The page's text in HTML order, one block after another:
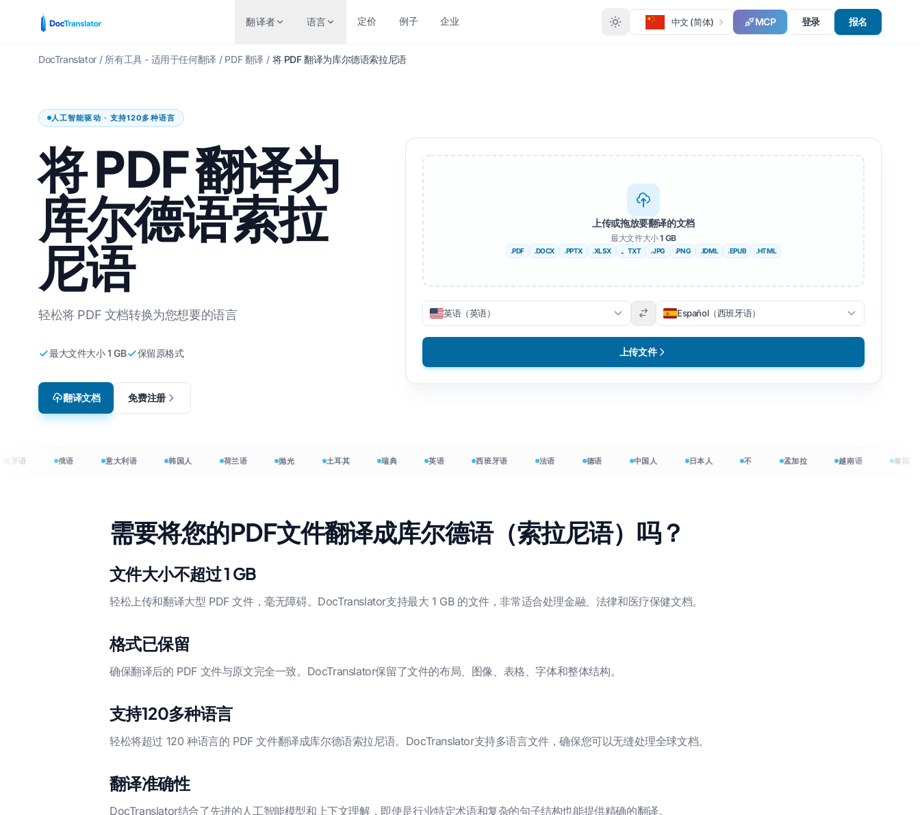
翻译者
金融与银行业
卫生保健
法律翻译
人力资源
政府与国防
专利翻译
技术的
制造业
电子学习
Excel 文件 (.XLSX)
PowerPoint（.PPT）
PowerPoint PPTX
InDesign 文件 (.IDML)
Excel 文件计数
PDF 到 TXT
JPG 转 PDF
PNG转PDF
免费开始
语言
西班牙语
葡萄牙语
多种语言 →
英语到西班牙语
英语到法语
英语到德语
英语到中文
英语到日语
英语到意大利语
英语到阿拉伯语
英语到土耳其语
英语至印尼语
英语至乌尔都语 捷克语
瑞典
斯洛文尼亚语
斯瓦希里语
保加利亚语
约鲁巴语
定价 例子 企业 中文 (简体) MCP 登录 报名
DocTranslator / 所有工具 - 适用于任何翻译 / PDF 翻译 / 将 PDF 翻译为库尔德语索拉尼语
人工智能驱动 · 支持120多种语言
将 PDF 翻译为
库尔德语索拉
尼语
轻松将 PDF 文档转换为您想要的语言
最大文件大小 1 GB 保留原格式
翻译文档 免费注册
上传或拖放要翻译的文档
最大文件大小1 GB
.PDF .DOCX .PPTX .XLSX 。TXT .JPG .PNG .IDML .EPUB .HTML
英语（英语） Español（西班牙语）
上传文件
语 俄语 意大利语 韩国人 荷兰语 抛光 土耳其 瑞典 英语 西班牙语 法语 德语 中国人 日本人 孟加拉 越南语 泰国
需要将您的PDF文件翻译成库尔德语（索拉尼语）吗？
文件大小不超过 1 GB
轻松上传和翻译大型 PDF 文件，毫无障碍。DocTranslator支持最大 1 GB 的文件，非常适合处理金融、法律和医疗保健文档。
格式已保留
确保翻译后的 PDF 文件与原文完全一致。DocTranslator保留了文件的布局、图像、表格、字体和整体结构。
支持120多种语言
轻松将超过 120 种语言的 PDF 文件翻译成库尔德语索拉尼语。DocTranslator支持多语言文件，确保您可以无缝处理全球文档。
翻译准确性
DocTranslator结合了先进的人工智能模型和上下文理解，即使是行业特定术语和复杂的句子结构也能提供精确的翻译。